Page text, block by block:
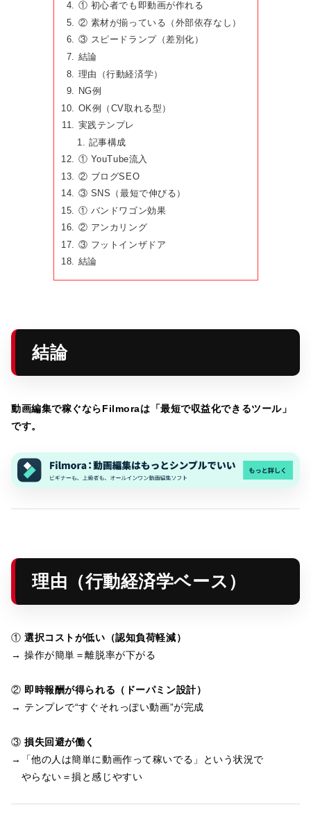
① 初心者でも即動画が作れる
② 素材が揃っている（外部依存なし）
③ スピードランプ（差別化）
結論
理由（行動経済学）
NG例
OK例（CV取れる型）
実践テンプレ
記事構成
① YouTube流入
② ブログSEO
③ SNS（最短で伸びる）
① バンドワゴン効果
② アンカリング
③ フットインザドア
結論
結論
動画編集で稼ぐならFilmoraは「最短で収益化できるツール」
です。
理由（行動経済学ベース）
①選択コストが低い（認知負荷軽減）
→ 操作が簡単＝離脱率が下がる
②即時報酬が得られる（ドーパミン設計）
→ テンプレで“すぐそれっぽい動画”が完成
③損失回避が働く
→「他の人は簡単に動画作って稼いでる」という状況で
やらない＝損と感じやすい